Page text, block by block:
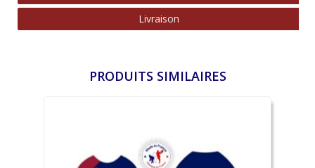
Livraison
PRODUITS SIMILAIRES